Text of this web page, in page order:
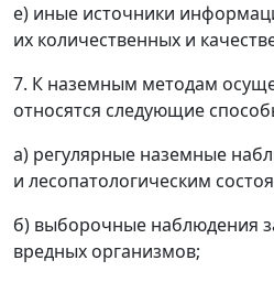
е) иные источники
их количественных и
7. К наземным методам
относятся следующие
а) регулярные наземные
и лесопатологическим
б) выборочные наблюдения
вредных организмов;